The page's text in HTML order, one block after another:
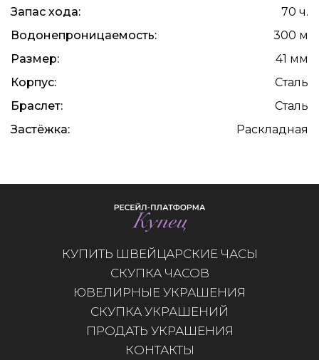
Запас хода:
70 ч.
Водонепроницаемость:
300 м
Размер:
41 мм
Корпус:
Сталь
Браслет:
Сталь
Застёжка:
Раскладная
КУПИТЬ ШВЕЙЦАРСКИЕ ЧАСЫ
СКУПКА ЧАСОВ
ЮВЕЛИРНЫЕ УКРАШЕНИЯ
СКУПКА УКРАШЕНИЙ
ПРОДАТЬ УКРАШЕНИЯ
КОНТАКТЫ